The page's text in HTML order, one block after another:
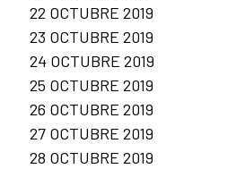
22 OCTUBRE 2019
23 OCTUBRE 2019
24 OCTUBRE 2019
25 OCTUBRE 2019
26 OCTUBRE 2019
27 OCTUBRE 2019
28 OCTUBRE 2019